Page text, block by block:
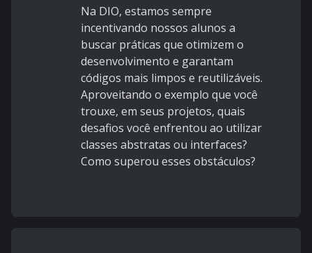
Na DIO, estamos sempre
incentivando nossos alunos a
buscar práticas que otimizem o
desenvolvimento e garantam
códigos mais limpos e reutilizáveis.
Aproveitando o exemplo que você
trouxe, em seus projetos, quais
desafios você enfrentou ao utilizar
classes abstratas ou interfaces?
Como superou esses obstáculos?